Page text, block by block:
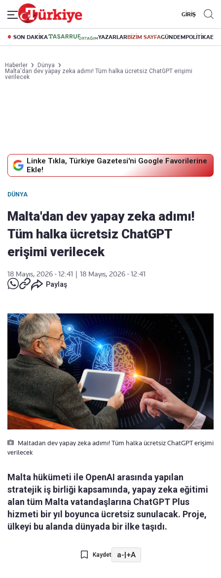
GİRİŞ
SON DAKİKA YAZARLARBİZİM SAYFAGÜNDEMPOLİTİKA
Haberler
Dünya
Malta'dan dev yapay zeka adımı! Tüm halka ücretsiz ChatGPT erişimi
verilecek
Linke Tıkla, Türkiye Gazetesi'ni Google Favorilerine
Ekle!
DÜNYA
Malta'dan dev yapay zeka adımı!
Tüm halka ücretsiz ChatGPT
erişimi verilecek
18 Mayıs, 2026 - 12:41
18 Mayıs, 2026 - 12:41
Paylaş
Maltadan dev yapay zeka adımı! Tüm halka ücretsiz ChatGPT erişimi
verilecek
Malta hükümeti ile OpenAI arasında yapılan
stratejik iş birliği kapsamında, yapay zeka eğitimi
alan tüm Malta vatandaşlarına ChatGPT Plus
hizmeti bir yıl boyunca ücretsiz sunulacak. Proje,
ülkeyi bu alanda dünyada bir ilke taşıdı.
Kaydet a-|+A